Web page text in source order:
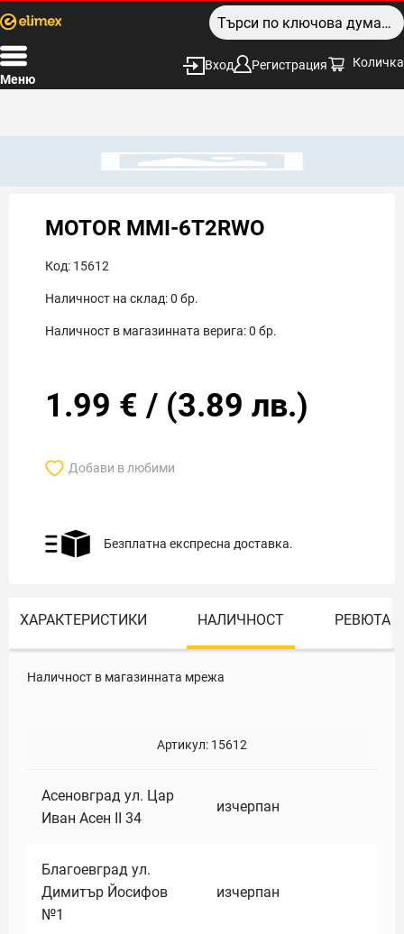
Меню
Вход Регистрация Количка
MOTOR MMI-6T2RWO
Код: 15612
Наличност на склад:0 бр.
Наличност в магазинната верига:0 бр.
1.99 € / (3.89 лв.)
Добави в любими
Безплатна експресна доставка.
ХАРАКТЕРИСТИКИ НАЛИЧНОСТ РЕВЮТА
Наличност в магазинната мрежа
Артикул: 15612
Асеновград ул. Цар
Иван Асен II 34
изчерпан
Благоевград ул.
Димитър Йосифов
№1
изчерпан